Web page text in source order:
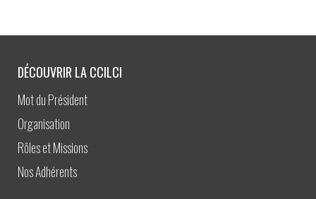
DÉCOUVRIR LA CCILCI
Mot du Président
Organisation
Rôles et Missions
Nos Adhérents